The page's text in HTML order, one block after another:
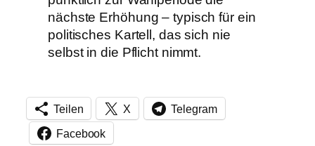
nächste Erhöhung – typisch für ein
politisches Kartell, das sich nie
selbst in die Pflicht nimmt.
Teilen X Telegram
Facebook